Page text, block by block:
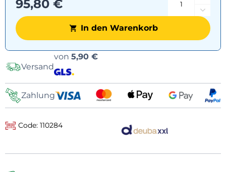
95,80 €
In den Warenkorb
Versand
von 5,90 €
Zahlung
Code: 110284